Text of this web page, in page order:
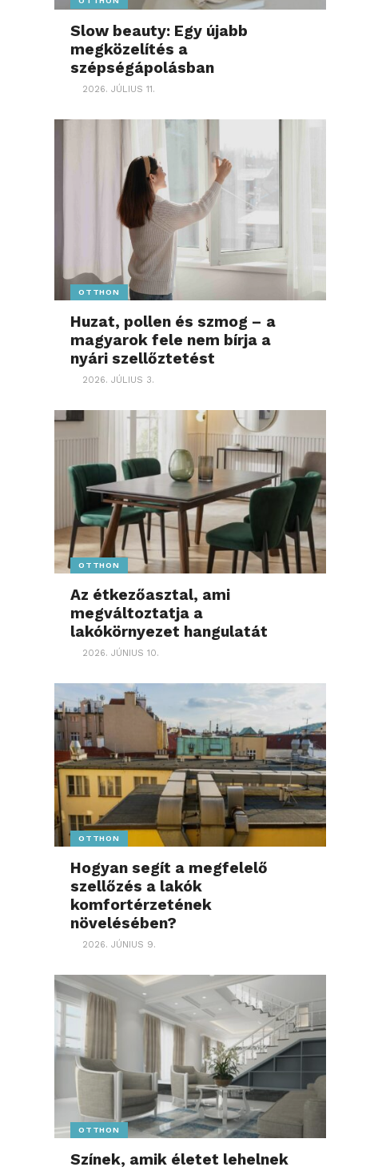
Slow beauty: Egy újabb
megközelítés a
szépségápolásban
2026. JÚLIUS 11.
OTTHON
Huzat, pollen és szmog – a
magyarok fele nem bírja a
nyári szellőztetést
2026. JÚLIUS 3.
OTTHON
Az étkezőasztal, ami
megváltoztatja a
lakókörnyezet hangulatát
2026. JÚNIUS 10.
OTTHON
Hogyan segít a megfelelő
szellőzés a lakók
komfortérzetének
növelésében?
2026. JÚNIUS 9.
OTTHON
Színek, amik életet lehelnek